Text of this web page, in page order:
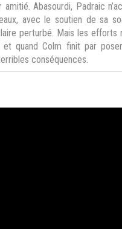
Abasourdi, Padraic
avec le soutien de sa
perturbé. Mais les
quand Colm finit par
conséquences.